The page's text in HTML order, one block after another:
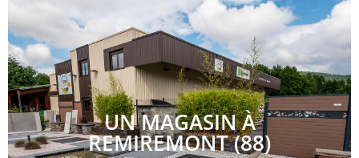
UN MAGASIN À
REMIREMONT (88)